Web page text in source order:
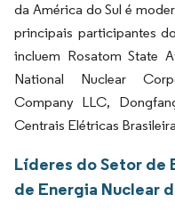
da América do Sul é
principais participantes
incluem Rosatom State
National Nuclear
Company LLC,
Centrais Elétricas
Líderes do Setor de
de Energia Nuclear